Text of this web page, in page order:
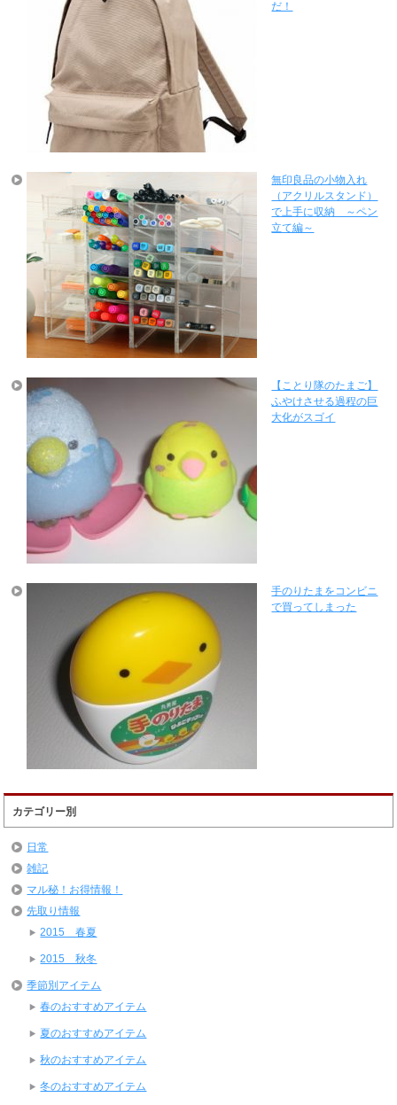
だ！
無印良品の小物入れ
（アクリルスタンド）
で上手に収納 ～ペン
立て編～
【ことり隊のたまご】
ふやけさせる過程の巨
大化がスゴイ
手のりたまをコンビニ
で買ってしまった
カテゴリー別
日常
雑記
マル秘！お得情報！
先取り情報
2015 春夏
2015 秋冬
季節別アイテム
春のおすすめアイテム
夏のおすすめアイテム
秋のおすすめアイテム
冬のおすすめアイテム